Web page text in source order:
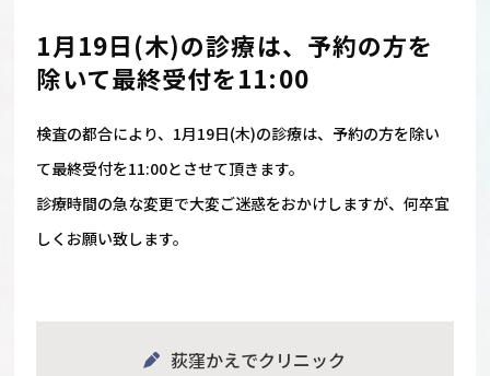
1月19日(木)の診療は、予約の方を
除いて最終受付を11:00
検査の都合により、1月19日(木)の診療は、 予約の方を除い
て最終受付を11:00とさせて頂きます。
診療時間の急な変更で大変ご迷惑をおかけしますが、何卒宜
しくお願い致します。
荻窪かえでクリニック